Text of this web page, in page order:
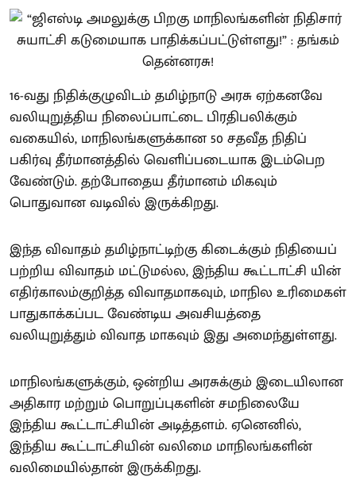
16-வது நிதிக்குழுவிடம் தமிழ்நாடு அரசு ஏற்கனவே
வலியுறுத்திய நிலைப்பாட்டை பிரதிபலிக்கும்
வகையில், மாநிலங்களுக்கான 50 சதவீத நிதிப்
பகிர்வு தீர்மானத்தில் வெளிப்படையாக இடம்பெற
வேண்டும். தற்போதைய தீர்மானம் மிகவும்
பொதுவான வடிவில் இருக்கிறது.
இந்த விவாதம் தமிழ்நாட்டிற்கு கிடைக்கும் நிதியைப்
பற்றிய விவாதம் மட்டுமல்ல, இந்திய கூட்டாட்சி யின்
எதிர்காலம்குறித்த விவாதமாகவும், மாநில உரிமைகள்
பாதுகாக்கப்பட வேண்டிய அவசியத்தை
வலியுறுத்தும் விவாத மாகவும் இது அமைந்துள்ளது.
மாநிலங்களுக்கும், ஒன்றிய அரசுக்கும் இடையிலான
அதிகார மற்றும் பொறுப்புகளின் சமநிலையே
இந்திய கூட்டாட்சியின் அடித்தளம். ஏனெனில்,
இந்திய கூட்டாட்சியின் வலிமை மாநிலங்களின்
வலிமையில்தான் இருக்கிறது.